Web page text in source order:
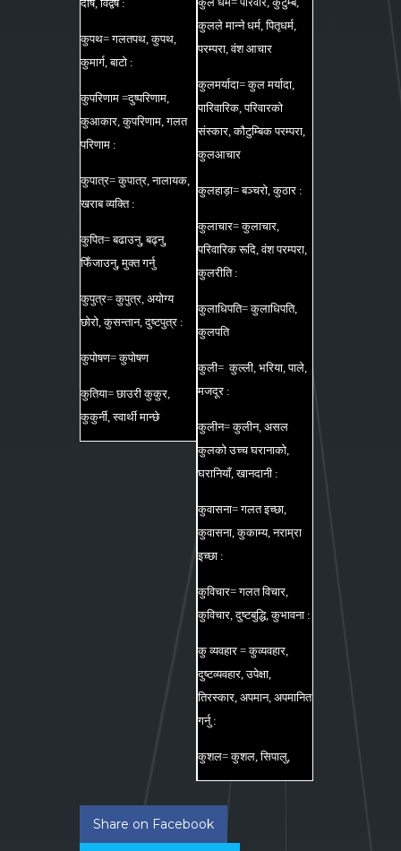
दोष, विद्वेष :
कुपथ= गलतपथ, कुपथ,
कुमार्ग, बाटो :
कुपरिणाम =दुष्परिणाम,
कुआकार, कुपरिणाम, गलत
परिणाम :
कुपात्र= कुपात्र, नालायक,
खराब व्यक्ति :
कुपित= बढाउनु, बढ्नु,
फिँजाउनु, मुक्त गर्नु
कुपुत्र= कुपुत्र, अयोग्य
छोरो, कुसन्तान, दुष्टपुत्र :
कुपोषण= कुपोषण
कुतिया= छाउरी कुकुर,
कुकुर्नी, स्वार्थी मान्छे
कुलले मान्ने धर्म, पितृधर्म,
परम्परा, वंश आचार
कुलमर्यादा= कुल मर्यादा,
पारिवारिक, परिवारको
संस्कार, कौटुम्बिक परम्परा,
कुलआचार
कुलहाड़ा= बञ्चरो, कुठार :
कुलाचार= कुलाचार,
परिवारिक रूदि, वंश परम्परा,
कुलरीति :
कुलाधिपति= कुलाधिपति,
कुलपति
कुली= कुल्ली, भरिया, पाले,
मजदूर :
कुलीन= कुलीन, असल
कुलको उच्च घरानाको,
घरानियाँ, खानदानी :
कुवासना= गलत इच्छा,
कुवासना, कुकाम्य, नराम्रा
इच्छा :
कुविचार= गलत विचार,
कुविचार, दुष्टबुद्धि, कुभावना :
कु व्यवहार = कुव्यवहार,
दुष्टव्यवहार, उपेक्षा,
तिरस्कार, अपमान, अपमानित
गर्नु :
कुशल= कुशल, सिपालु,
Share on Facebook